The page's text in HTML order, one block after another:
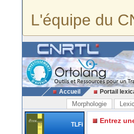
L'équipe du
Accueil Portail
Morphologie
TLFi Entrez